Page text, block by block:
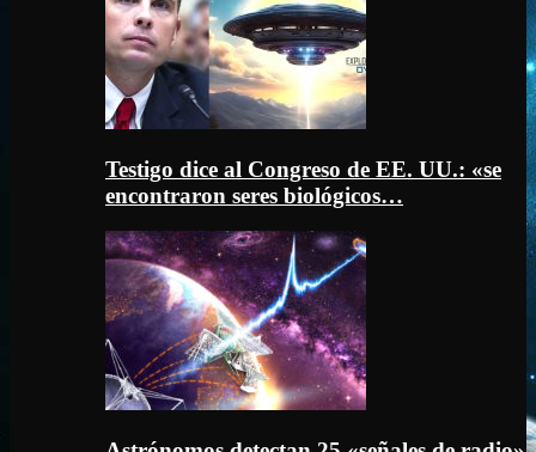
Testigo dice al Congreso de EE. UU.: «se
encontraron seres biológicos…